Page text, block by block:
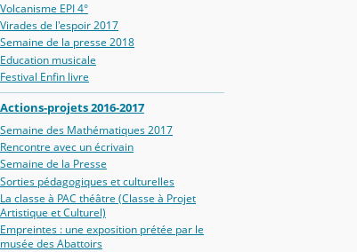
Volcanisme EPI 4°
Virades de l'espoir 2017
Semaine de la presse 2018
Education musicale
Festival Enfin livre
Actions-projets 2016-2017
Semaine des Mathématiques 2017
Rencontre avec un écrivain
Semaine de la Presse
Sorties pédagogiques et culturelles
La classe à PAC théâtre (Classe à Projet
Artistique et Culturel)
Empreintes : une exposition prétée par le
musée des Abattoirs